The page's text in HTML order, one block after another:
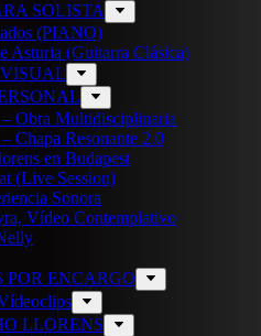
SOLISTA
(PIANO)
Asturia (Guitarra Clásica)
– Obra Multidisciplinaria
Chapa Resonante 2.0
en Budapest
(Live Session)
Sonora
Vídeo Contemplativo
POR ENCARGO
LLORENS